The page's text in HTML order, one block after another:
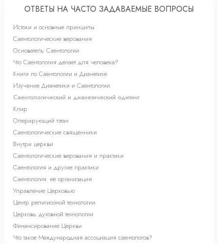
ОТВЕТЫ НА ЧАСТО ЗАДАВАЕМЫЕ ВОПРОСЫ
Истоки и основные принципы
Саентологические верования
Основатель Саентологии
Что Саентология делает для человека?
Книги по Саентологии и Дианетике
Изучение Дианетики и Саентологии
Саентологический и дианетический одитинг
Клир
Оперирующий тэтан
Саентологические священники
Внутри церкви
Саентологические верования и практики
Саентология и другие практики
Саентология: её организация
Управление Церковью
Центр религиозной технологии
Церковь духовной технологии
Финансирование Церкви
Что такое Международная ассоциация саентологов?